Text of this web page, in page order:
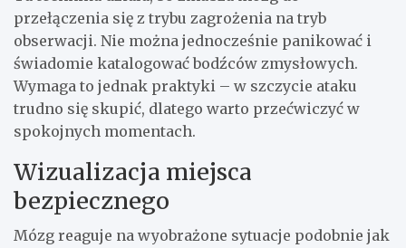
przełączenia się z trybu zagrożenia na tryb
obserwacji. Nie można jednocześnie panikować i
świadomie katalogować bodźców zmysłowych.
Wymaga to jednak praktyki – w szczycie ataku
trudno się skupić, dlatego warto przećwiczyć w
spokojnych momentach.
Wizualizacja miejsca
bezpiecznego
Mózg reaguje na wyobrażone sytuacje podobnie jak